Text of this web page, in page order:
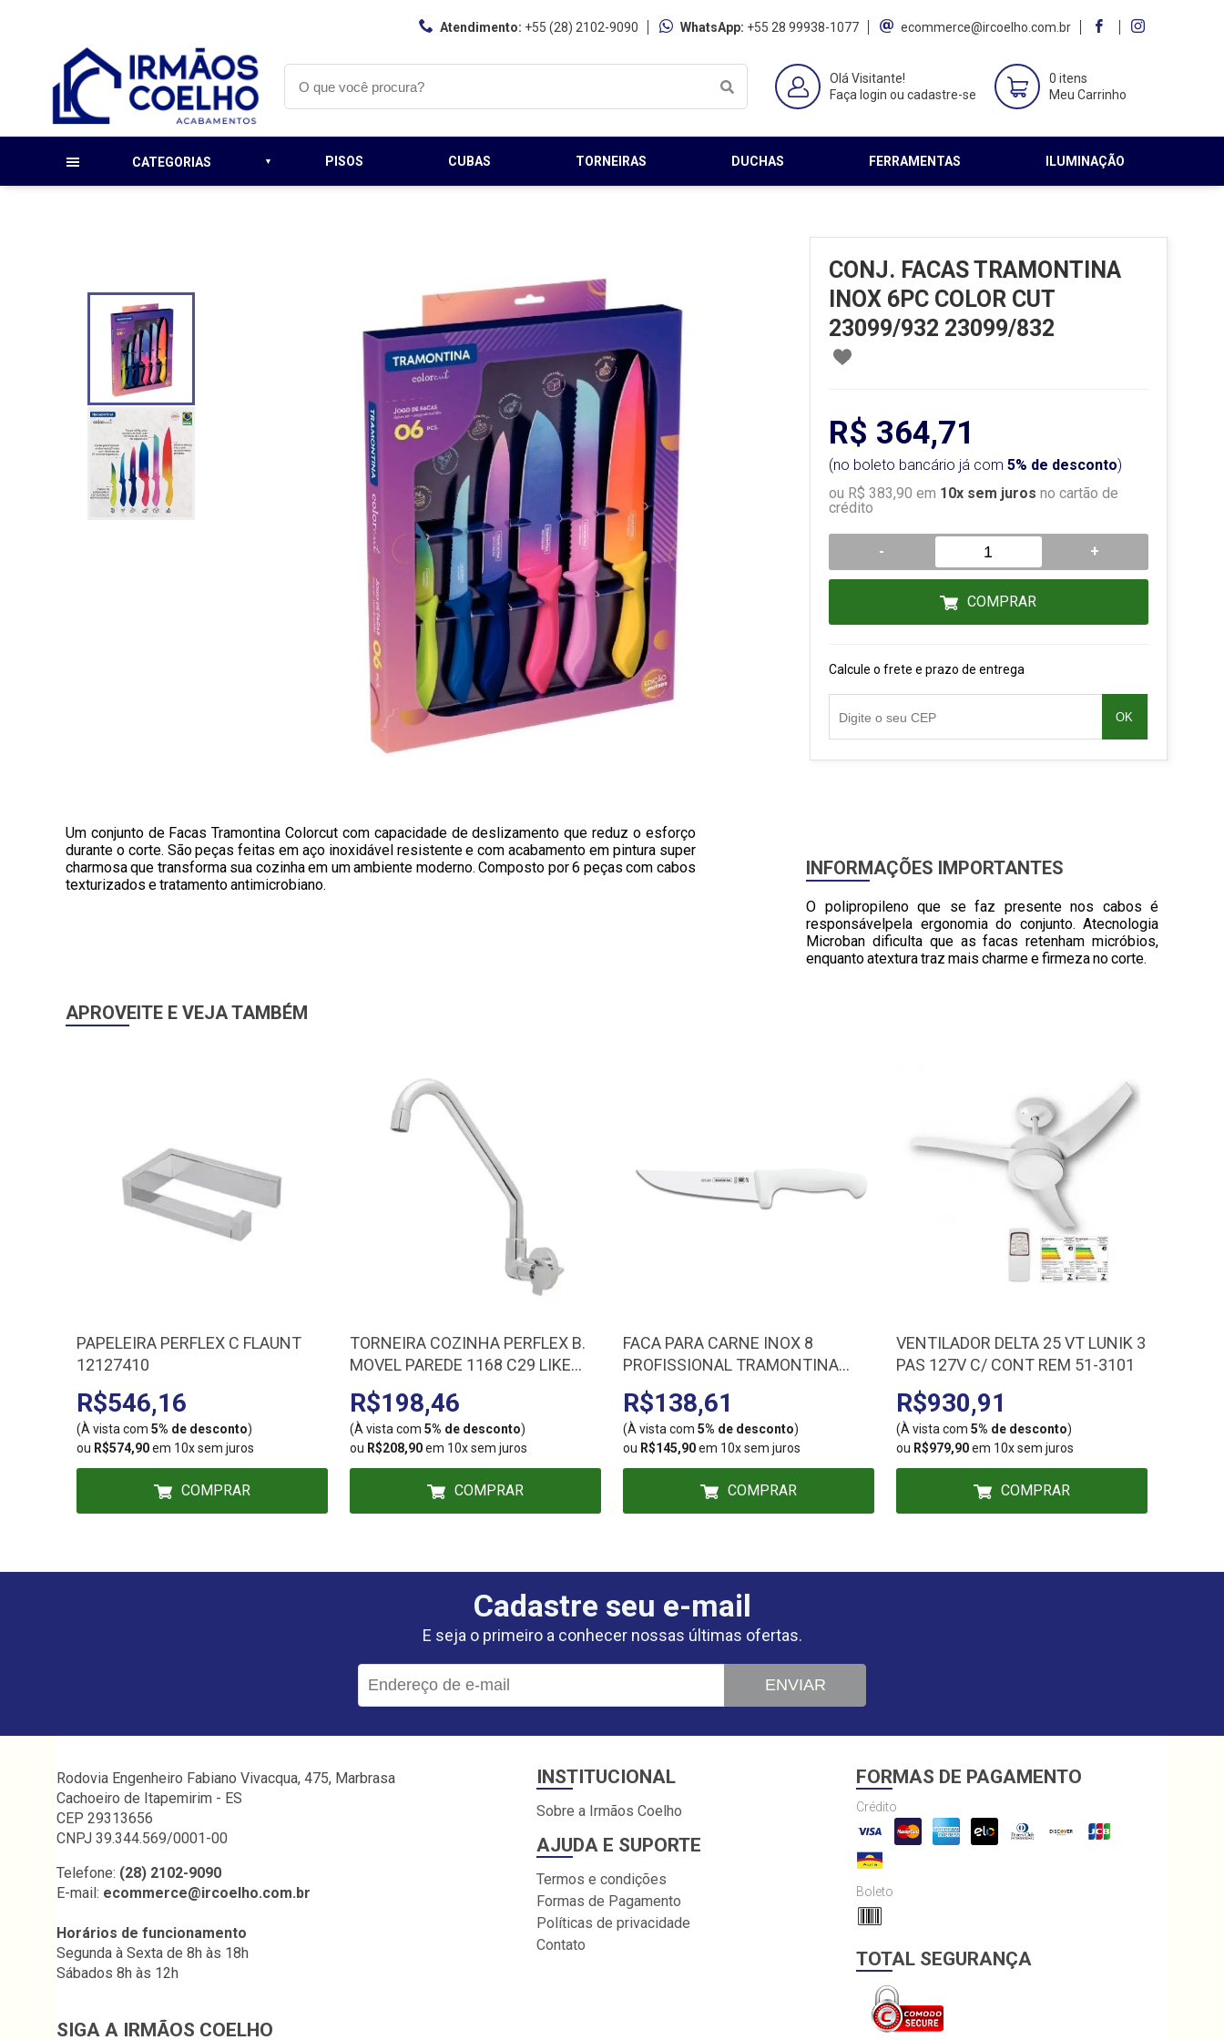
Atendimento: +55 (28) 2102-9090 WhatsApp: +55 28 99938-1077 ecommerce@ircoelho.com.br
Olá Visitante!
Faça login ou cadastre-se
0 itens
Meu Carrinho
CATEGORIAS PISOS CUBAS TORNEIRAS DUCHAS FERRAMENTAS ILUMINAÇÃO
CONJ. FACAS TRAMONTINA
INOX 6PC COLOR CUT
23099/932 23099/832
R$ 364,71
(no boleto bancário já com 5% de desconto)
ou R$ 383,90 em 10x sem juros no cartão de
crédito
- +
COMPRAR
Calcule o frete e prazo de entrega
OK
Um conjunto de Facas Tramontina Colorcut com capacidade de deslizamento que reduz o esforço
durante o corte. São peças feitas em aço inoxidável resistente e com acabamento em pintura super
charmosa que transforma sua cozinha em um ambiente moderno. Composto por 6 peças com cabos
texturizados e tratamento antimicrobiano.
INFORMAÇÕES IMPORTANTES
O polipropileno que se faz presente nos cabos é
responsávelpela ergonomia do conjunto. Atecnologia
Microban dificulta que as facas retenham micróbios,
enquanto atextura traz mais charme e firmeza no corte.
APROVEITE E VEJA TAMBÉM
PAPELEIRA PERFLEX C FLAUNT
12127410
R$546,16
(À vista com 5% de desconto)
ou R$574,90em 10x sem juros
COMPRAR
TORNEIRA COZINHA PERFLEX B.
MOVEL PAREDE 1168 C29 LIKE
DN15-20 10747510
R$198,46
(À vista com 5% de desconto)
ou R$208,90em 10x sem juros
COMPRAR
FACA PARA CARNE INOX 8
PROFISSIONAL TRAMONTINA
24607/188
R$138,61
(À vista com 5% de desconto)
ou R$145,90em 10x sem juros
COMPRAR
VENTILADOR DELTA 25 VT LUNIK 3
PAS 127V C/ CONT REM 51-3101
R$930,91
(À vista com 5% de desconto)
ou R$979,90em 10x sem juros
COMPRAR
Cadastre seu e-mail
E seja o primeiro a conhecer nossas últimas ofertas.
ENVIAR
Rodovia Engenheiro Fabiano Vivacqua, 475, Marbrasa
Cachoeiro de Itapemirim - ES
CEP 29313656
CNPJ 39.344.569/0001-00
Telefone: (28) 2102-9090
E-mail: ecommerce@ircoelho.com.br
Horários de funcionamento
Segunda à Sexta de 8h às 18h
Sábados 8h às 12h
SIGA A IRMÃOS COELHO
INSTITUCIONAL
Sobre a Irmãos Coelho
AJUDA E SUPORTE
Termos e condições
Formas de Pagamento
Políticas de privacidade
Contato
FORMAS DE PAGAMENTO
Crédito
Boleto
TOTAL SEGURANÇA